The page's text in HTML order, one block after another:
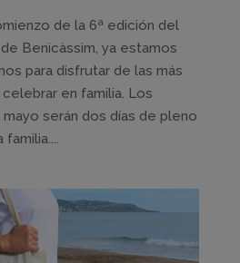
de la 6ª edición del
Benicàssim, ya estamos
para disfrutar de las más
en familia. Los
mayo serán dos días de pleno